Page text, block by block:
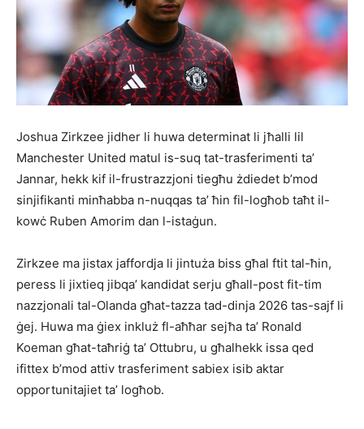
Joshua Zirkzee jidher li huwa determinat li jħalli lil
Manchester United matul is-suq tat-trasferimenti ta’
Jannar, hekk kif il-frustrazzjoni tiegħu żdiedet b’mod
sinjifikanti minħabba n-nuqqas ta’ ħin fil-logħob taħt il-
kowċ Ruben Amorim dan l-istaġun.
Zirkzee ma jistax jaffordja li jintuża biss għal ftit tal-ħin,
peress li jixtieq jibqa’ kandidat serju għall-post fit-tim
nazzjonali tal-Olanda għat-tazza tad-dinja 2026 tas-sajf li
ġej. Huwa ma ġiex inkluż fl-aħħar sejħa ta’ Ronald
Koeman għat-taħriġ ta’ Ottubru, u għalhekk issa qed
ifittex b’mod attiv trasferiment sabiex isib aktar
opportunitajiet ta’ logħob.